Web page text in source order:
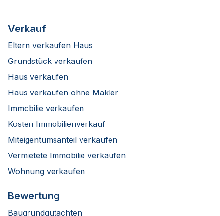
Verkauf
Eltern verkaufen Haus
Grundstück verkaufen
Haus verkaufen
Haus verkaufen ohne Makler
Immobilie verkaufen
Kosten Immobilienverkauf
Miteigentumsanteil verkaufen
Vermietete Immobilie verkaufen
Wohnung verkaufen
Bewertung
Baugrundgutachten